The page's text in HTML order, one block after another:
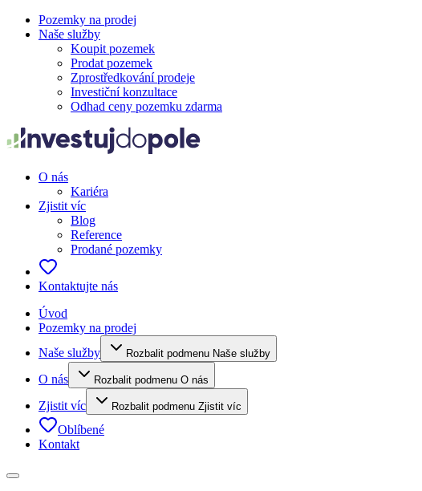
Pozemky na prodej
Naše služby
Koupit pozemek
Prodat pozemek
Zprostředkování prodeje
Investiční konzultace
Odhad ceny pozemku zdarma
O nás
Kariéra
Zjistit víc
Blog
Reference
Prodané pozemky
Kontaktujte nás
Úvod
Pozemky na prodej
Naše služby
Rozbalit podmenu Naše služby
O nás Rozbalit podmenu O nás
Zjistit víc Rozbalit podmenu Zjistit víc
Oblíbené
Kontakt